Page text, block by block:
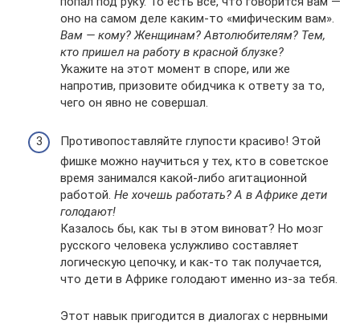
оно на самом деле каким-то «мифическим вам».
Вам — кому? Женщинам? Автолюбителям? Тем,
кто пришел на работу в красной блузке?
Укажите на этот момент в споре, или же
напротив, призовите обидчика к ответу за то,
чего он явно не совершал.
Противопоставляйте глупости красиво! Этой
фишке можно научиться у тех, кто в советское
время занимался какой-либо агитационной
работой. Не хочешь работать? А в Африке дети
голодают!
Казалось бы, как ты в этом виноват? Но мозг
русского человека услужливо составляет
логическую цепочку, и как-то так получается,
что дети в Африке голодают именно из-за тебя.
Этот навык пригодится в диалогах с нервными